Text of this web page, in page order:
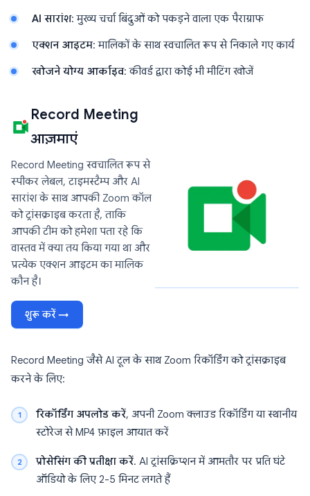
AI सारांश: मुख्य चर्चा बिंदुओं को पकड़ने वाला एक पैराग्राफ
एक्शन आइटम: मालिकों के साथ स्वचालित रूप से निकाले गए कार्य
खोजने योग्य आर्काइव: कीवर्ड द्वारा कोई भी मीटिंग खोजें
Record Meeting
आज़माएं
Record Meeting स्वचालित रूप से
स्पीकर लेबल, टाइमस्टैम्प और AI
सारांश के साथ आपकी Zoom कॉल
को ट्रांसक्राइब करता है, ताकि
आपकी टीम को हमेशा पता रहे कि
वास्तव में क्या तय किया गया था और
प्रत्येक एक्शन आइटम का मालिक
कौन है।
शुरू करें →
Record Meeting जैसे AI टूल के साथ Zoom रिकॉर्डिंग को ट्रांसक्राइब
करने के लिए:
रिकॉर्डिंग अपलोड करें, अपनी Zoom क्लाउड रिकॉर्डिंग या स्थानीय
स्टोरेज से MP4 फ़ाइल आयात करें
प्रोसेसिंग की प्रतीक्षा करें. AI ट्रांसक्रिप्शन में आमतौर पर प्रति घंटे
ऑडियो के लिए 2-5 मिनट लगते हैं